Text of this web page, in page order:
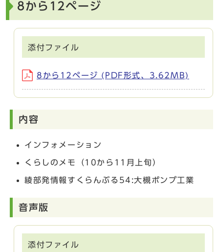
8から12ページ
添付ファイル
8から12ページ (PDF形式、3.62MB)
内容
インフォメーション
くらしのメモ（10から11月上旬）
綾部発情報すくらんぶる54:大槻ポンプ工業
音声版
添付ファイル